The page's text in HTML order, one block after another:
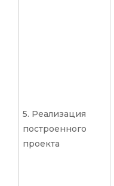
5. Реализация
построенного
проекта